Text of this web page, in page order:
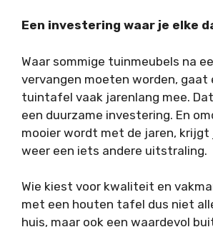
Een investering waar je elke
Waar sommige tuinmeubels na
vervangen moeten worden, gaat
tuintafel vaak jarenlang mee.
een duurzame investering. En
mooier wordt met de jaren,
weer een iets andere uitstraling.
Wie kiest voor kwaliteit en
met een houten tafel dus niet
huis, maar ook een waardevol